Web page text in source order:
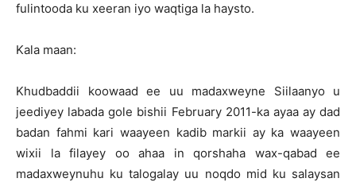
fulintooda ku xeeran iyo waqtiga la haysto.
Kala maan:
Khudbaddii koowaad ee uu madaxweyne Siilaanyo u
jeediyey labada gole bishii February 2011-ka ayaa ay dad
badan fahmi kari waayeen kadib markii ay ka waayeen
wixii la filayey oo ahaa in qorshaha wax-qabad ee
madaxweynuhu ku talogalay uu noqdo mid ku salaysan